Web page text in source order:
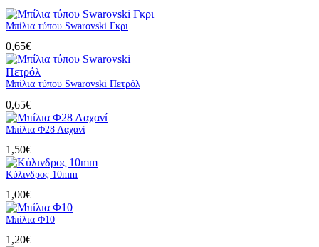
Μπίλια τύπου Swarovski Γκρι
0,65€
Μπίλια τύπου Swarovski Πετρόλ
0,65€
Μπίλια Φ28 Λαχανί
1,50€
Κύλινδρος 10mm
1,00€
Μπίλια Φ10
1,20€